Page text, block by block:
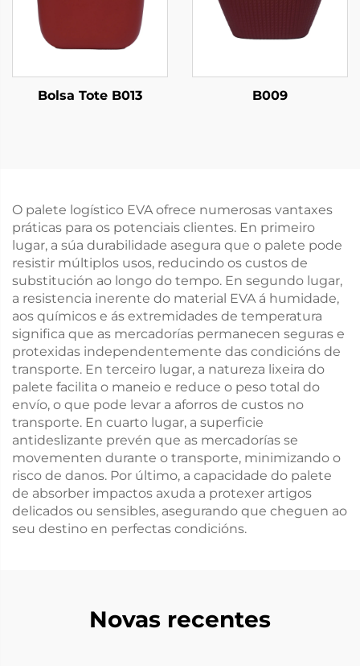
Bolsa Tote B013 B009
O palete logístico EVA ofrece numerosas vantaxes
práticas para os potenciais clientes. En primeiro
lugar, a súa durabilidade asegura que o palete pode
resistir múltiplos usos, reducindo os custos de
substitución ao longo do tempo. En segundo lugar,
a resistencia inerente do material EVA á humidade,
aos químicos e ás extremidades de temperatura
significa que as mercadorías permanecen seguras e
protexidas independentemente das condicións de
transporte. En terceiro lugar, a natureza lixeira do
palete facilita o maneio e reduce o peso total do
envío, o que pode levar a aforros de custos no
transporte. En cuarto lugar, a superficie
antideslizante prevén que as mercadorías se
movementen durante o transporte, minimizando o
risco de danos. Por último, a capacidade do palete
de absorber impactos axuda a protexer artigos
delicados ou sensibles, asegurando que cheguen ao
seu destino en perfectas condicións.
Novas recentes